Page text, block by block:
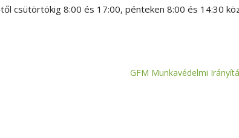
csütörtökig 8:00 és 17:00, pénteken 8:00 és 14:30
GFM Munkavédelmi